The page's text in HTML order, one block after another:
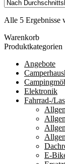
Alle 5 Ergebnisse
Warenkorb
Produktkategorien
Angebote
Elektronik
Fahrrad-/
E-